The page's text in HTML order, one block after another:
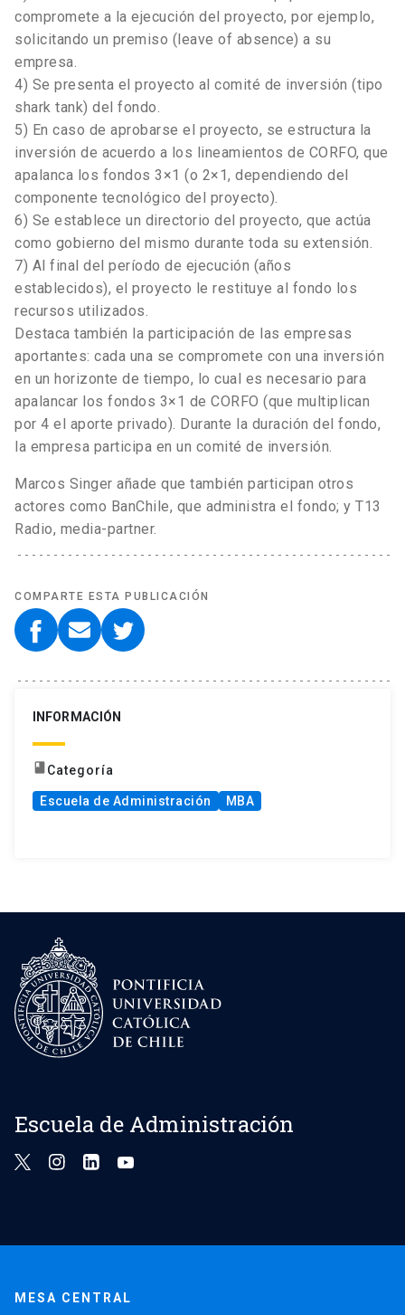
compromete a la ejecución del proyecto, por ejemplo,
solicitando un premiso (leave of absence) a su
empresa.
4) Se presenta el proyecto al comité de inversión (tipo
shark tank) del fondo.
5) En caso de aprobarse el proyecto, se estructura la
inversión de acuerdo a los lineamientos de CORFO, que
apalanca los fondos 3×1 (o 2×1, dependiendo del
componente tecnológico del proyecto).
6) Se establece un directorio del proyecto, que actúa
como gobierno del mismo durante toda su extensión.
7) Al final del período de ejecución (años
establecidos), el proyecto le restituye al fondo los
recursos utilizados.
Destaca también la participación de las empresas
aportantes: cada una se compromete con una inversión
en un horizonte de tiempo, lo cual es necesario para
apalancar los fondos 3×1 de CORFO (que multiplican
por 4 el aporte privado). Durante la duración del fondo,
la empresa participa en un comité de inversión.
Marcos Singer añade que también participan otros
actores como BanChile, que administra el fondo; y T13
Radio, media-partner.
COMPARTE ESTA PUBLICACIÓN
INFORMACIÓN
book Categoría
Escuela de Administración MBA
Escuela de Administración
MESA CENTRAL